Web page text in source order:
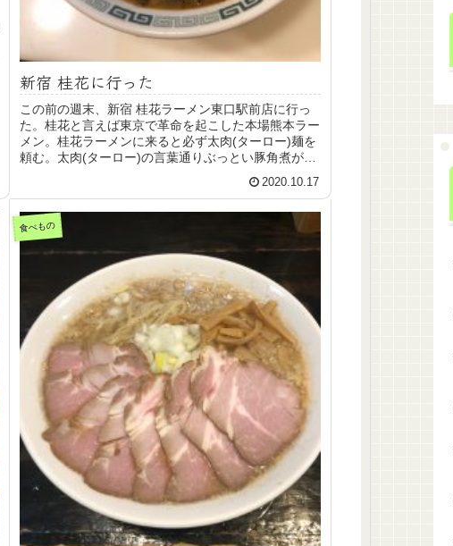
新宿 桂花に行った
この前の週末、新宿 桂花ラーメン東口駅前店に行っ
た。桂花と言えば東京で革命を起こした本場熊本ラー
メン。桂花ラーメンに来ると必ず太肉(ターロー)麺を
頼む。太肉(ターロー)の言葉通りぶっとい豚角煮がラ
2020.10.17
食べもの